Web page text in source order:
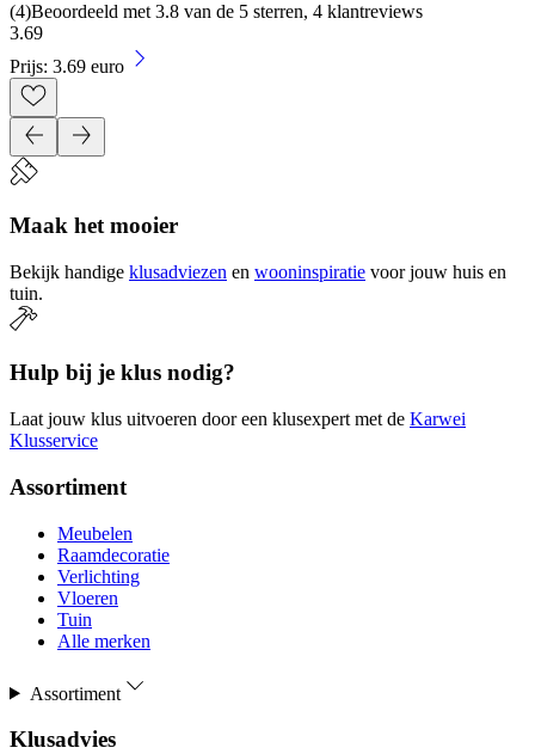
(4)Beoordeeld met 3.8 van de 5 sterren, 4 klantreviews
3.69
Prijs: 3.69 euro
Maak het mooier
Bekijk handige klusadviezen en wooninspiratie voor jouw huis en
tuin.
Hulp bij je klus nodig?
Laat jouw klus uitvoeren door een klusexpert met de Karwei
Klusservice
Assortiment
Meubelen
Raamdecoratie
Verlichting
Vloeren
Tuin
Alle merken
Assortiment
Klusadvies